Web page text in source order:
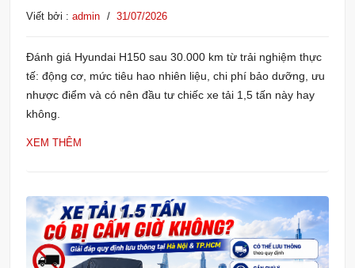
Viết bởi : admin / 31/07/2026
Đánh giá Hyundai H150 sau 30.000 km từ trải nghiệm thực
tế: động cơ, mức tiêu hao nhiên liệu, chi phí bảo dưỡng, ưu
nhược điểm và có nên đầu tư chiếc xe tải 1,5 tấn này hay
không.
XEM THÊM